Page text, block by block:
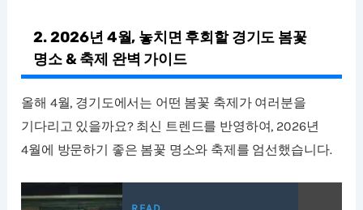
2. 2026년 4월, 놓치면 후회할 경기도 봄꽃
명소 & 축제 완벽 가이드
올해 4월, 경기도에서는 어떤 봄꽃 축제가 여러분을
기다리고 있을까요? 최신 트렌드를 반영하여, 2026년
4월에 방문하기 좋은 봄꽃 명소와 축제를 엄선했습니다.